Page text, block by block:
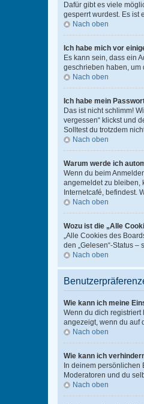
Dafür gibt es viele
gesperrt wurdest. Es ist
Nach oben
Ich habe mich vor
Es kann sein, dass ein
geschrieben haben, um
Nach oben
Ich habe mein
Das ist nicht schlimm!
vergessen“ klickst und
Solltest du trotzdem
Nach oben
Warum werde ich
Wenn du beim
angemeldet zu bleiben,
Internetcafé, befindest.
Nach oben
Wozu ist die „Alle
„Alle Cookies des
den „Gelesen“-Status
Nach oben
Wie kann ich meine
Wenn du dich registriert
angezeigt, wenn du auf
Nach oben
Wie kann ich
In deinem persönlichen
Moderatoren und du
Nach oben